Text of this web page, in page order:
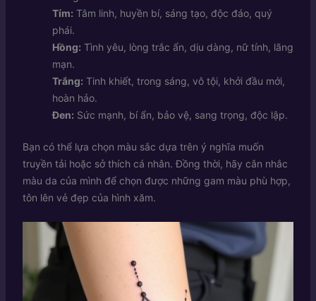
Tím: Tâm linh, huyền bí, sáng tạo, độc đáo, quý
phái.
Hồng: Tình yêu, lòng trắc ẩn, dịu dàng, nữ tính, lãng
mạn.
Trắng: Tinh khiết, trong sáng, vô tội, khởi đầu mới,
hoàn hảo.
Đen: Sức mạnh, bí ẩn, bảo vệ, sang trọng, độc lập.
Bạn có thể lựa chọn màu sắc dựa trên ý nghĩa muốn
truyền tải hoặc sở thích cá nhân. Đồng thời, hãy cân nhắc
màu da của mình để chọn được những gam màu phù hợp,
tôn lên vẻ đẹp của hình xăm.